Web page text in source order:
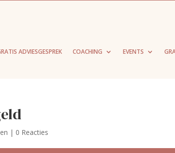
ADVIESGESPREK COACHING EVENTS
| 0 Reacties